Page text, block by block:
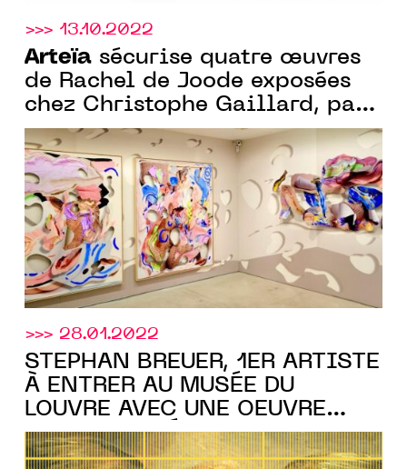
>>> 13.10.2022
Arteïa sécurise quatre œuvres
de Rachel de Joode exposées
chez Christophe Gaillard, par
un passeport numérique
inviolable ancré sur la
blockchain, connecté via une
puce NFC
>>> 28.01.2022
STEPHAN BREUER, 1ER ARTISTE
À ENTRER AU MUSÉE DU
LOUVRE AVEC UNE OEUVRE
AUTHENTIFIÉE PAR UNE PUCE
NFC ARTEÏA SÉCURISÉE SUR